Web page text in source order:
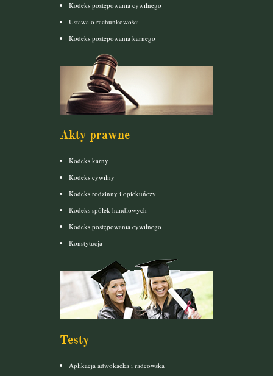
Kodeks postępowania cywilnego
Ustawa o rachunkowości
Kodeks postepowania karnego
Akty prawne
Kodeks karny
Kodeks cywilny
Kodeks rodzinny i opiekuńczy
Kodeks spółek handlowych
Kodeks postępowania cywilnego
Konstytucja
Testy
Aplikacja adwokacka i radcowska